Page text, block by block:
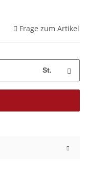
Frage zum Artikel
St.